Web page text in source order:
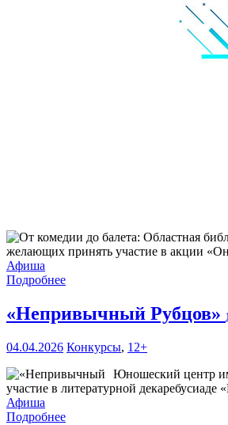
желающих принять участие в акции
Афиша
Подробнее
«Непривычный Рубцов»
04.04.2026 Конкурсы, 12+
Юношеский центр
участие в литературной
Афиша
Подробнее